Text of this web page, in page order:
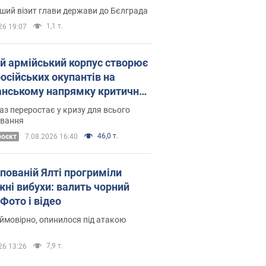
Це перший візит глави держави до Бєлграда
19:07 1,1 т.
армійський корпус створює
окупантів на
напрямку критичний
як це вдалося
переростає у кризу для всього
7.08.2026 16:40 46,0 т.
Ялті прогриміли
вибухи: валить чорний
і відео
опинилося під атакою
13:26 7,9 т.